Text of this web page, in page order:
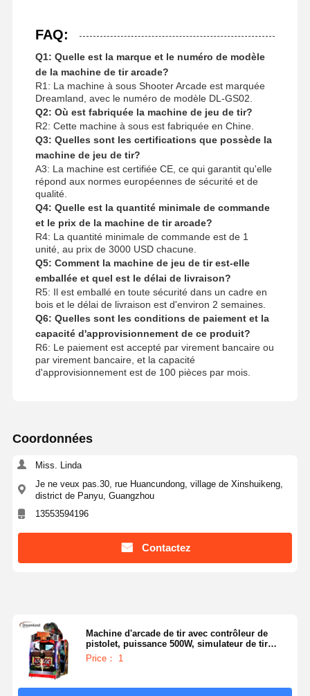
FAQ:
Q1: Quelle est la marque et le numéro de modèle
de la machine de tir arcade?
R1: La machine à sous Shooter Arcade est marquée
Dreamland, avec le numéro de modèle DL-GS02.
Q2: Où est fabriquée la machine de jeu de tir?
R2: Cette machine à sous est fabriquée en Chine.
Q3: Quelles sont les certifications que possède la
machine de jeu de tir?
A3: La machine est certifiée CE, ce qui garantit qu'elle
répond aux normes européennes de sécurité et de
qualité.
Q4: Quelle est la quantité minimale de commande
et le prix de la machine de tir arcade?
R4: La quantité minimale de commande est de 1
unité, au prix de 3000 USD chacune.
Q5: Comment la machine de jeu de tir est-elle
emballée et quel est le délai de livraison?
R5: Il est emballé en toute sécurité dans un cadre en
bois et le délai de livraison est d'environ 2 semaines.
Q6: Quelles sont les conditions de paiement et la
capacité d'approvisionnement de ce produit?
R6: Le paiement est accepté par virement bancaire ou
par virement bancaire, et la capacité
d'approvisionnement est de 100 pièces par mois.
Coordonnées
Miss. Linda
Je ne veux pas.30, rue Huancundong, village de Xinshuikeng,
district de Panyu, Guangzhou
13553594196
Contactez
Machine d'arcade de tir avec contrôleur de
pistolet, puissance 500W, simulateur de tir
Jurassic à pièces pour parcs d'attractions et
arcades
Price： 1